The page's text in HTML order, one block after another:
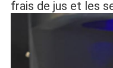
frais de jus et les